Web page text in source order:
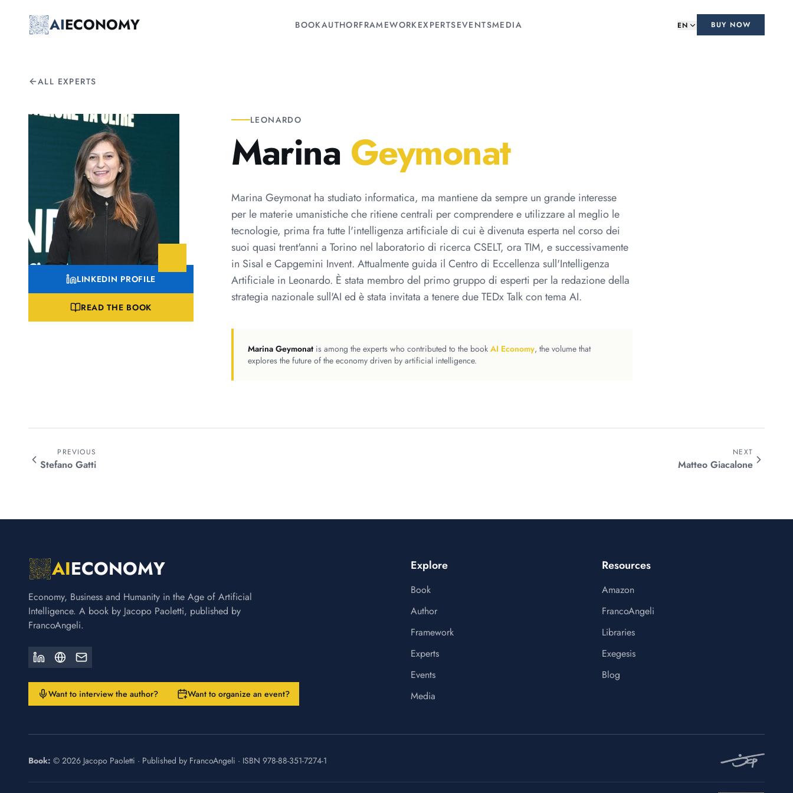
AIECONOMY BOOKAUTHORFRAMEWORKEXPERTSEVENTSMEDIA EN BUY NOW
ALL EXPERTS
LINKEDIN PROFILE
READ THE BOOK
LEONARDO
Marina Geymonat
Marina Geymonat ha studiato informatica, ma mantiene da sempre un grande interesse
per le materie umanistiche che ritiene centrali per comprendere e utilizzare al meglio le
tecnologie, prima fra tutte l'intelligenza artificiale di cui è divenuta esperta nel corso dei
suoi quasi trent'anni a Torino nel laboratorio di ricerca CSELT, ora TIM, e successivamente
in Sisal e Capgemini Invent. Attualmente guida il Centro di Eccellenza sull'Intelligenza
Artificiale in Leonardo. È stata membro del primo gruppo di esperti per la redazione della
strategia nazionale sull'AI ed è stata invitata a tenere due TEDx Talk con tema AI.
Marina Geymonat is among the experts who contributed to the book AI Economy, the volume that
explores the future of the economy driven by artificial intelligence.
PREVIOUS
Stefano Gatti
NEXT
Matteo Giacalone
AIECONOMY
Economy, Business and Humanity in the Age of Artificial
Intelligence. A book by Jacopo Paoletti, published by
FrancoAngeli.
Want to interview the author? Want to organize an event?
Explore
Book
Author
Framework
Experts
Events
Media
Resources
Amazon
FrancoAngeli
Libraries
Exegesis
Blog
Book: © 2026 Jacopo Paoletti · Published by FrancoAngeli · ISBN 978-88-351-7274-1